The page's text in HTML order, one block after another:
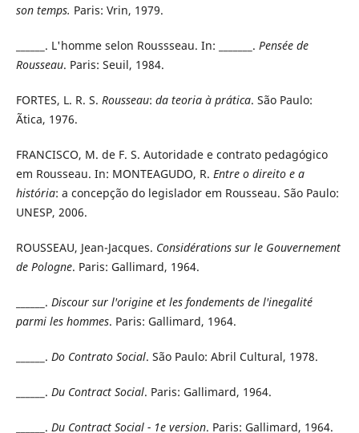
son temps. Paris: Vrin, 1979.
______. L'homme selon Roussseau. In: _______. Pensée de
Rousseau. Paris: Seuil, 1984.
FORTES, L. R. S. Rousseau: da teoria à prática. São Paulo:
Ãtica, 1976.
FRANCISCO, M. de F. S. Autoridade e contrato pedagógico
em Rousseau. In: MONTEAGUDO, R. Entre o direito e a
história: a concepção do legislador em Rousseau. São Paulo:
UNESP, 2006.
ROUSSEAU, Jean-Jacques. Considérations sur le Gouvernement
de Pologne. Paris: Gallimard, 1964.
______. Discour sur l'origine et les fondements de l'inegalité
parmi les hommes. Paris: Gallimard, 1964.
______. Do Contrato Social. São Paulo: Abril Cultural, 1978.
______. Du Contract Social. Paris: Gallimard, 1964.
______. Du Contract Social - 1e version. Paris: Gallimard, 1964.